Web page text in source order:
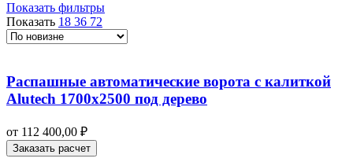
Показать фильтры
Показать 18 36 72
Распашные автоматические ворота с калиткой
Alutech 1700х2500 под дерево
от 112 400,00 ₽
Заказать расчет